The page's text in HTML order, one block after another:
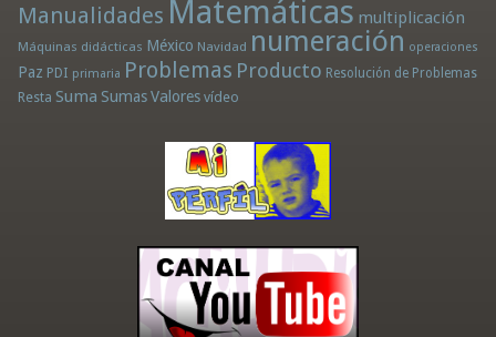
Manualidades Matemáticas multiplicación
Máquinas didácticas México Navidad numeración operaciones
Paz PDI primaria Problemas Producto Resolución de Problemas
Resta Suma Sumas Valores vídeo